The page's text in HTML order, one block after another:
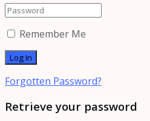
Remember Me
Forgotten Password?
Retrieve your password